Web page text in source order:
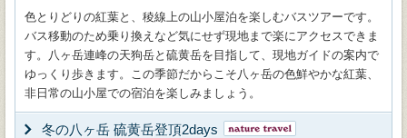
色とりどりの紅葉と、稜線上の山小屋泊を楽しむバスツアーです。
バス移動のため乗り換えなど気にせず現地まで楽にアクセスできま
す。八ヶ岳連峰の天狗岳と硫黄岳を目指して、現地ガイドの案内で
ゆっくり歩きます。この季節だからこそ八ヶ岳の色鮮やかな紅葉、
非日常の山小屋での宿泊を楽しみましょう。
冬の八ヶ岳 硫黄岳登頂2days